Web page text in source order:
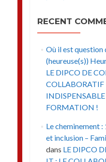
RECENT
Où il est question
(heureuse(s))
LE DIPCO DE
COLLABORATIF
FORMATION !
Le cheminement :
et inclusion –
dans LE DIPCO